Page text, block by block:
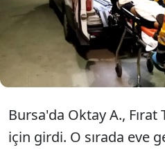
bırakılan Oktay A.,
T.'yi göğsünden,
(22) ise bacağından
Bursa'da Oktay A., Fırat
için girdi. O sırada eve